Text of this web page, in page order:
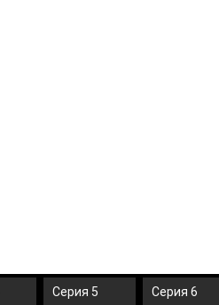
Серия 5 Серия 6